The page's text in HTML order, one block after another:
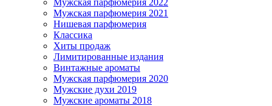
Мужская парфюмерия 2022
Мужская парфюмерия 2021
Нишевая парфюмерия
Классика
Хиты продаж
Лимитированные издания
Винтажные ароматы
Мужская парфюмерия 2020
Мужские духи 2019
Мужские ароматы 2018